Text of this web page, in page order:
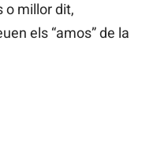
o millor dit,
els “amos” de la